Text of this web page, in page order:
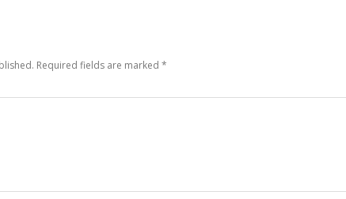
Required fields are marked *